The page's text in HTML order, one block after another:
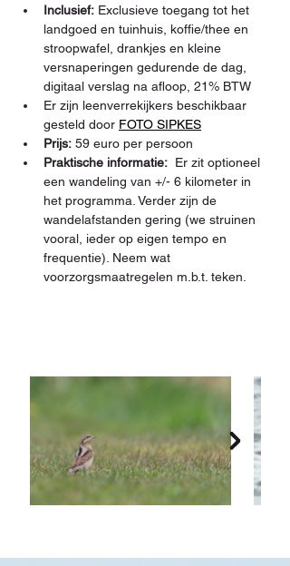
Inclusief: Exclusieve toegang tot het
landgoed en tuinhuis, koffie/thee en
stroopwafel, drankjes en kleine
versnaperingen gedurende de dag,
digitaal verslag na afloop, 21% BTW
Er zijn leenverrekijkers beschikbaar
gesteld door FOTO SIPKES
Prijs: 59 euro per persoon
Praktische informatie: Er zit optioneel
een wandeling van +/- 6 kilometer in
het programma. Verder zijn de
wandelafstanden gering (we struinen
vooral, ieder op eigen tempo en
frequentie). Neem wat
voorzorgsmaatregelen m.b.t. teken.